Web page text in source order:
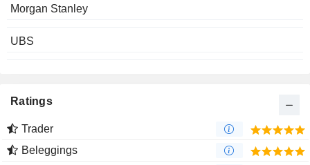
Morgan Stanley
UBS
Ratings
Trader
Beleggings